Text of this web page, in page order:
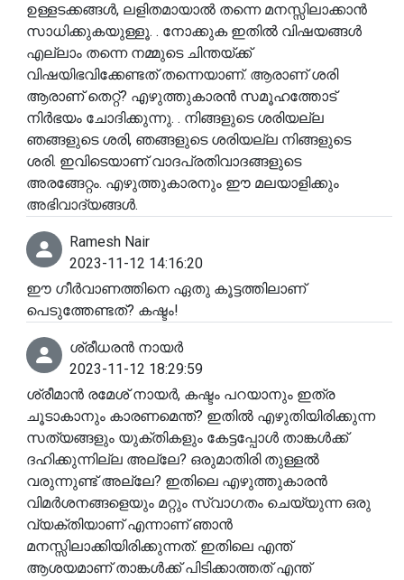
ഉള്ളടക്കങ്ങൾ, ലളിതമായാൽ തന്നെ മനസ്സിലാക്കാൻ
സാധിക്കുകയുള്ളൂ. . നോക്കുക ഇതിൽ വിഷയങ്ങൾ
എല്ലാം തന്നെ നമ്മുടെ ചിന്തയ്ക്ക്
വിഷയിഭവിക്കേണ്ടത് തന്നെയാണ്. ആരാണ് ശരി
ആരാണ് തെറ്റ്? എഴുത്തുകാരൻ സമൂഹത്തോട്
നിർഭയം ചോദിക്കുന്നു. . നിങ്ങളുടെ ശരിയല്ല
ഞങ്ങളുടെ ശരി, ഞങ്ങളുടെ ശരിയല്ല നിങ്ങളുടെ
ശരി. ഇവിടെയാണ് വാദപ്രതിവാദങ്ങളുടെ
അരങ്ങേറ്റം. എഴുത്തുകാരനും ഈ മലയാളിക്കും
അഭിവാദ്യങ്ങൾ.
Ramesh Nair
2023-11-12 14:16:20
ഈ ഗീർവാണത്തിനെ ഏതു കൂട്ടത്തിലാണ്
പെടുത്തേണ്ടത്? കഷ്ടം!
ശ്രീധരൻ നായർ
2023-11-12 18:29:59
ശ്രീമാൻ രമേശ് നായർ, കഷ്ടം പറയാനും ഇത്ര
ചൂടാകാനും കാരണമെന്ത്? ഇതിൽ എഴുതിയിരിക്കുന്ന
സത്യങ്ങളും യുക്തികളും കേട്ടപ്പോൾ താങ്കൾക്ക്
ദഹിക്കുന്നില്ല അല്ലേ? ഒരുമാതിരി തുള്ളൽ
വരുന്നുണ്ട് അല്ലേ? ഇതിലെ എഴുത്തുകാരൻ
വിമർശനങ്ങളെയും മറ്റും സ്വാഗതം ചെയ്യുന്ന ഒരു
വ്യക്തിയാണ് എന്നാണ് ഞാൻ
മനസ്സിലാക്കിയിരിക്കുന്നത്. ഇതിലെ എന്ത്
ആശയമാണ് താങ്കൾക്ക് പിടിക്കാത്തത് എന്ത്